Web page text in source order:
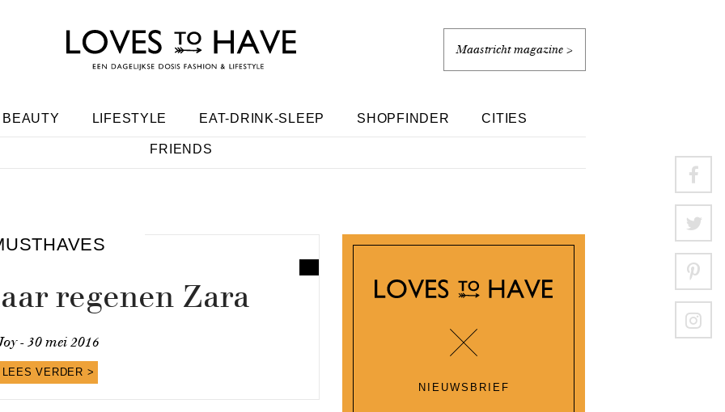
Maastricht magazine >
BEAUTY LIFESTYLE EAT-DRINK-SLEEP SHOPFINDER CITIES
FRIENDS
regenen Zara
- 30 mei 2016
LEES VERDER >
NIEUWSBRIEF